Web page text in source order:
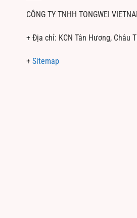
CÔNG TY TNHH TONGWEI
+ Địa chỉ: KCN Tân Hương, Châu
+ Sitemap